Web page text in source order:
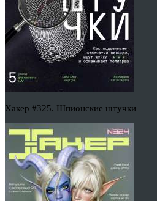
Хакер #325. Шпионские штучки